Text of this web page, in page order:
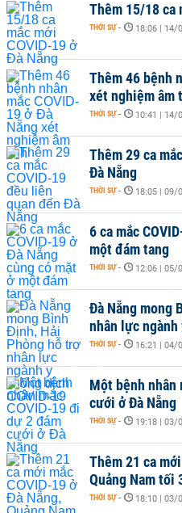
Thêm 15/18 ca
THỜI SỰ - 18:06 | 14/
Thêm 46 bệnh
xét nghiệm âm
THỜI SỰ - 10:41 | 14/
Thêm 29 ca
Đà Nẵng
THỜI SỰ - 18:05 | 09/
6 ca mắc
một đám tang
THỜI SỰ - 12:06 | 05/
Đà Nẵng mong
nhân lực ngành
THỜI SỰ - 16:21 | 04/
Một bệnh nhân
cưới ở Đà Nẵng
THỜI SỰ - 19:18 | 03/
Thêm 21 ca
Quảng Nam tối
THỜI SỰ - 18:10 | 03/